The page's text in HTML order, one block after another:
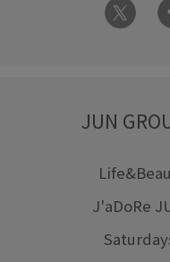
JUN
J'aDoRe